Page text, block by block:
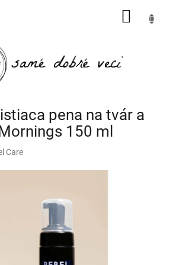
pena na tvár a
150 ml
Care